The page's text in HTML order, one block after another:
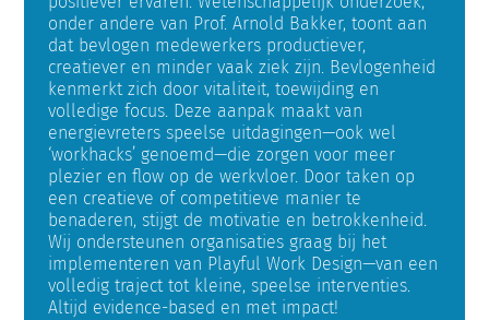
onder andere van Prof. Arnold Bakker, toont aan
dat bevlogen medewerkers productiever,
creatiever en minder vaak ziek zijn. Bevlogenheid
kenmerkt zich door vitaliteit, toewijding en
volledige focus. Deze aanpak maakt van
energievreters speelse uitdagingen—ook wel
‘workhacks’ genoemd—die zorgen voor meer
plezier en flow op de werkvloer. Door taken op
een creatieve of competitieve manier te
benaderen, stijgt de motivatie en betrokkenheid.
Wij ondersteunen organisaties graag bij het
implementeren van Playful Work Design—van een
volledig traject tot kleine, speelse interventies.
Altijd evidence-based en met impact!